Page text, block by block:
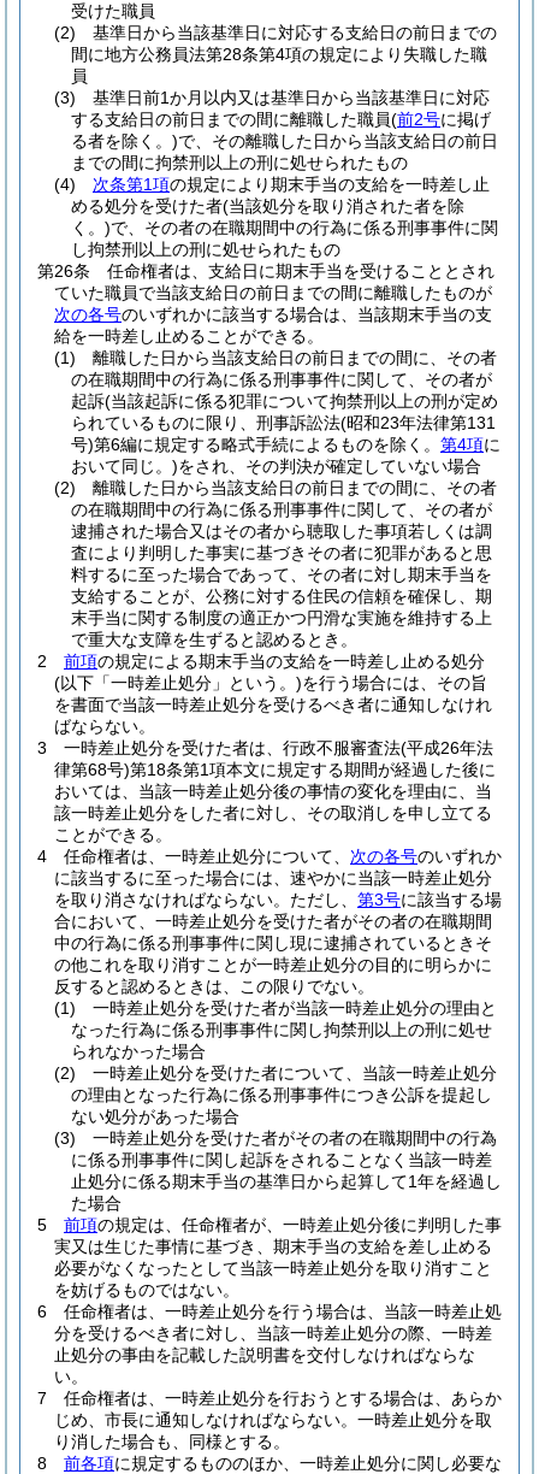
受けた職員
(2)
基準日から当該基準日に対応する支給日の前日までの
間に地方公務員法第28条第4項の規定により失職した職
員
(3)
基準日前1か月以内又は基準日から当該基準日に対応
する支給日の前日までの間に離職した職員(前2号に掲げ
る者を除く。)で、その離職した日から当該支給日の前日
までの間に拘禁刑以上の刑に処せられたもの
(4)
次条第1項の規定により期末手当の支給を一時差し止
める処分を受けた者(当該処分を取り消された者を除
く。)で、その者の在職期間中の行為に係る刑事事件に関
し拘禁刑以上の刑に処せられたもの
第26条
任命権者は、支給日に期末手当を受けることとされ
ていた職員で当該支給日の前日までの間に離職したものが
次の各号のいずれかに該当する場合は、当該期末手当の支
給を一時差し止めることができる。
(1)
離職した日から当該支給日の前日までの間に、その者
の在職期間中の行為に係る刑事事件に関して、その者が
起訴(当該起訴に係る犯罪について拘禁刑以上の刑が定め
られているものに限り、刑事訴訟法(昭和23年法律第131
号)第6編に規定する略式手続によるものを除く。 第4項に
おいて同じ。)をされ、その判決が確定していない場合
(2)
離職した日から当該支給日の前日までの間に、その者
の在職期間中の行為に係る刑事事件に関して、その者が
逮捕された場合又はその者から聴取した事項若しくは調
査により判明した事実に基づきその者に犯罪があると思
料するに至った場合であって、その者に対し期末手当を
支給することが、公務に対する住民の信頼を確保し、期
末手当に関する制度の適正かつ円滑な実施を維持する上
で重大な支障を生ずると認めるとき。
2
前項の規定による期末手当の支給を一時差し止める処分
(以下「一時差止処分」という。)を行う場合には、その旨
を書面で当該一時差止処分を受けるべき者に通知しなけれ
ばならない。
3
一時差止処分を受けた者は、行政不服審査法(平成26年法
律第68号)第18条第1項本文に規定する期間が経過した後に
おいては、当該一時差止処分後の事情の変化を理由に、当
該一時差止処分をした者に対し、その取消しを申し立てる
ことができる。
4
任命権者は、一時差止処分について、 次の各号のいずれか
に該当するに至った場合には、速やかに当該一時差止処分
を取り消さなければならない。 ただし、 第3号に該当する場
合において、一時差止処分を受けた者がその者の在職期間
中の行為に係る刑事事件に関し現に逮捕されているときそ
の他これを取り消すことが一時差止処分の目的に明らかに
反すると認めるときは、この限りでない。
(1)
一時差止処分を受けた者が当該一時差止処分の理由と
なった行為に係る刑事事件に関し拘禁刑以上の刑に処せ
られなかった場合
(2)
一時差止処分を受けた者について、当該一時差止処分
の理由となった行為に係る刑事事件につき公訴を提起し
ない処分があった場合
(3)
一時差止処分を受けた者がその者の在職期間中の行為
に係る刑事事件に関し起訴をされることなく当該一時差
止処分に係る期末手当の基準日から起算して1年を経過し
た場合
5
前項の規定は、任命権者が、一時差止処分後に判明した事
実又は生じた事情に基づき、期末手当の支給を差し止める
必要がなくなったとして当該一時差止処分を取り消すこと
を妨げるものではない。
6
任命権者は、一時差止処分を行う場合は、当該一時差止処
分を受けるべき者に対し、当該一時差止処分の際、一時差
止処分の事由を記載した説明書を交付しなければならな
い。
7
任命権者は、一時差止処分を行おうとする場合は、あらか
じめ、市長に通知しなければならない。 一時差止処分を取
り消した場合も、同様とする。
8
前各項に規定するもののほか、一時差止処分に関し必要な